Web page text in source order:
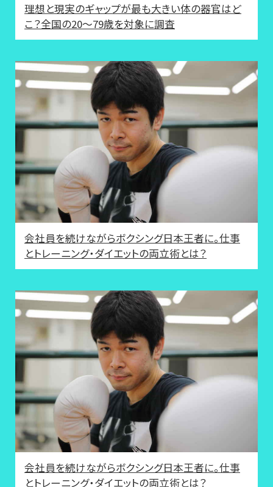
理想と現実のギャップが最も大きい体の器官はど
こ？全国の20～79歳を対象に調査
会社員を続けながらボクシング日本王者に。仕事
とトレーニング・ダイエットの両立術とは？
会社員を続けながらボクシング日本王者に。仕事
とトレーニング・ダイエットの両立術とは？